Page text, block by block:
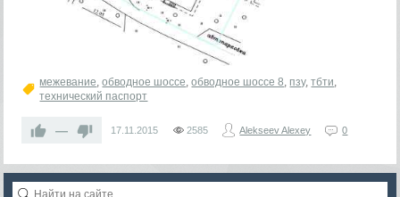
межевание,обводное шоссе,обводное шоссе 8, пзу,тбти,
технический паспорт
— 17.11.2015 2585 Alekseev Alexey 0